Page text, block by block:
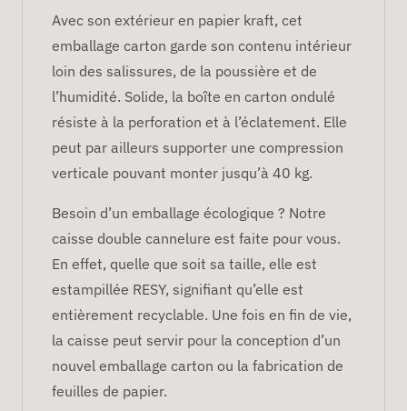
Avec son extérieur en papier kraft, cet
emballage carton garde son contenu intérieur
loin des salissures, de la poussière et de
l’humidité. Solide, la boîte en carton ondulé
résiste à la perforation et à l’éclatement. Elle
peut par ailleurs supporter une compression
verticale pouvant monter jusqu’à 40 kg.
Besoin d’un emballage écologique ? Notre
caisse double cannelure est faite pour vous.
En effet, quelle que soit sa taille, elle est
estampillée RESY, signifiant qu’elle est
entièrement recyclable. Une fois en fin de vie,
la caisse peut servir pour la conception d’un
nouvel emballage carton ou la fabrication de
feuilles de papier.